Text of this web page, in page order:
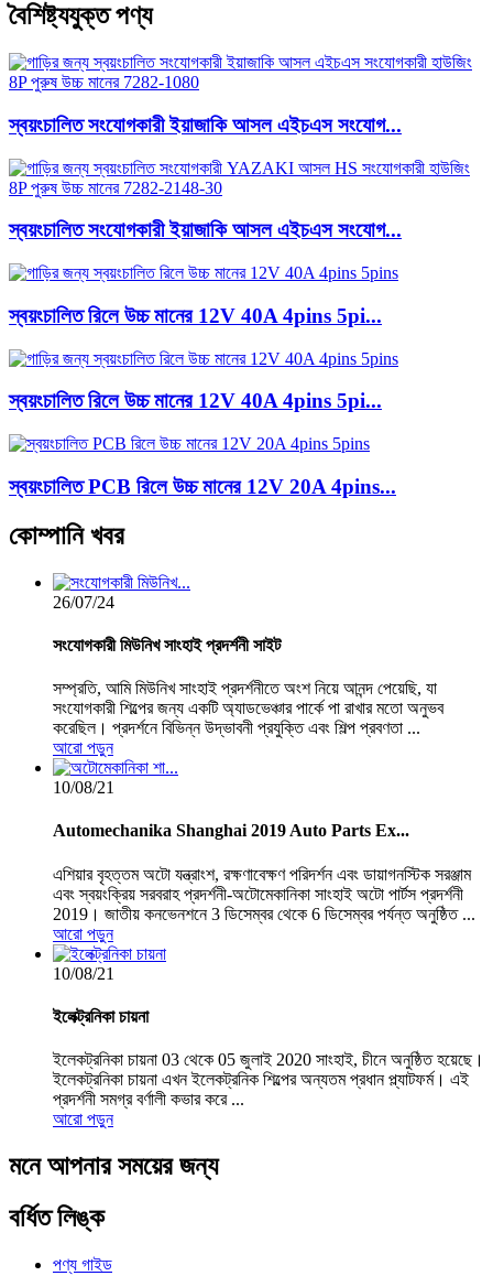
বৈশিষ্ট্যযুক্ত পণ্য
স্বয়ংচালিত সংযোগকারী ইয়াজাকি আসল এইচএস সংযোগ...
স্বয়ংচালিত সংযোগকারী ইয়াজাকি আসল এইচএস সংযোগ...
স্বয়ংচালিত রিলে উচ্চ মানের 12V 40A 4pins 5pi...
স্বয়ংচালিত রিলে উচ্চ মানের 12V 40A 4pins 5pi...
স্বয়ংচালিত PCB রিলে উচ্চ মানের 12V 20A 4pins...
কোম্পানি খবর
26/07/24
সংযোগকারী মিউনিখ সাংহাই প্রদর্শনী সাইট
সম্প্রতি, আমি মিউনিখ সাংহাই প্রদর্শনীতে অংশ নিয়ে আনন্দ পেয়েছি, যা
সংযোগকারী শিল্পের জন্য একটি অ্যাডভেঞ্চার পার্কে পা রাখার মতো অনুভব
করেছিল। প্রদর্শনে বিভিন্ন উদ্ভাবনী প্রযুক্তি এবং শিল্প প্রবণতা ...
আরো পড়ুন
10/08/21
Automechanika Shanghai 2019 Auto Parts Ex...
এশিয়ার বৃহত্তম অটো যন্ত্রাংশ, রক্ষণাবেক্ষণ পরিদর্শন এবং ডায়াগনস্টিক সরঞ্জাম
এবং স্বয়ংক্রিয় সরবরাহ প্রদর্শনী-অটোমেকানিকা সাংহাই অটো পার্টস প্রদর্শনী
2019। জাতীয় কনভেনশনে 3 ডিসেম্বর থেকে 6 ডিসেম্বর পর্যন্ত অনুষ্ঠিত ...
আরো পড়ুন
10/08/21
ইলেক্ট্রনিকা চায়না
ইলেকট্রনিকা চায়না 03 থেকে 05 জুলাই 2020 সাংহাই, চীনে অনুষ্ঠিত হয়েছে।
ইলেকট্রনিকা চায়না এখন ইলেকট্রনিক শিল্পের অন্যতম প্রধান প্ল্যাটফর্ম। এই
প্রদর্শনী সমগ্র বর্ণালী কভার করে ...
আরো পড়ুন
মনে আপনার সময়ের জন্য
বর্ধিত লিঙ্ক
পণ্য গাইড